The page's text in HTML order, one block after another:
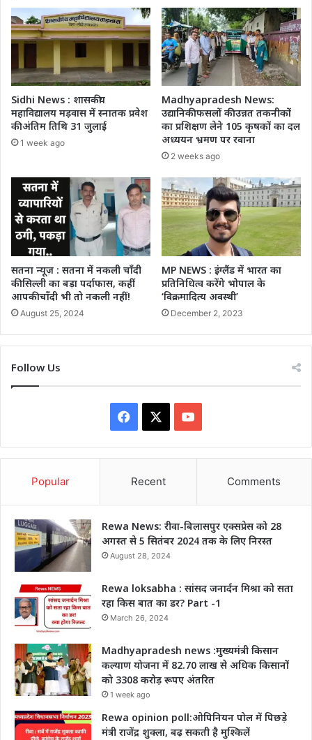
Sidhi News : शासकीय
महाविद्यालय मड़वास में स्नातक प्रवेश
की अंतिम तिथि 31 जुलाई
1 week ago
Madhyapradesh News:
उद्यानिकी फसलों की उन्नत तकनीकों
का प्रशिक्षण लेने 105 कृषकों का दल
अध्ययन भ्रमण पर रवाना
2 weeks ago
सतना न्यूज़ : सतना में नकली चाँदी
की सिल्ली का बड़ा पर्दाफास, कहीं
आपकी चाँदी भी तो नकली नहीं!
August 25, 2024
MP NEWS : इंग्लैंड में भारत का
प्रतिनिधित्व करेंगे भोपाल के
‘विक्रमादित्य अवस्थी’
December 2, 2023
Follow Us
Facebook YouTube
Popular Recent Comments
Rewa News: रीवा-बिलासपुर एक्सप्रेस को 28
अगस्त से 5 सितंबर 2024 तक के लिए निरस्त
August 28, 2024
Rewa loksabha : सांसद जनार्दन मिश्रा को सता
रहा किस बात का डर? Part -1
March 26, 2024
Madhyapradesh news :मुख्यमंत्री किसान
कल्याण योजना में 82.70 लाख से अधिक किसानों
को 3308 करोड़ रूपए अंतरित
1 week ago
Rewa opinion poll:ओपिनियन पोल में पिछड़े
मंत्री राजेंद्र शुक्ला, बढ़ सकती है मुश्किलें